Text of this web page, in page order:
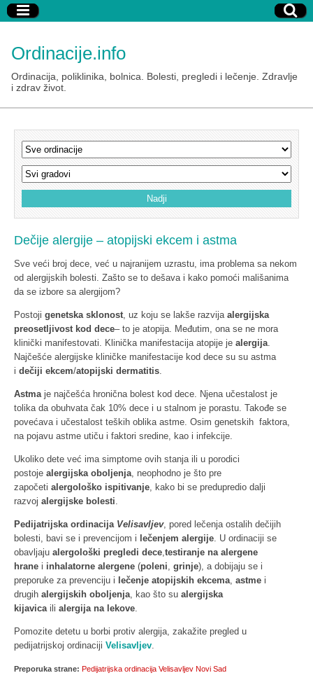
Ordinacije.info
Ordinacija, poliklinika, bolnica. Bolesti, pregledi i lečenje. Zdravlje
i zdrav život.
Dečije alergije – atopijski ekcem i astma
Sve veći broj dece, već u najranijem uzrastu, ima problema sa nekom
od alergijskih bolesti. Zašto se to dešava i kako pomoći mališanima
da se izbore sa alergijom?
Postoji genetska sklonost, uz koju se lakše razvijaalergijska
preosetljivost kod dece– to je atopija. Međutim, ona se ne mora
klinički manifestovati. Klinička manifestacija atopije je alergija.
Najčešće alergijske kliničke manifestacije kod dece su su astma
i dečiji ekcem/atopijski dermatitis.
Astmaje najčešća hronična bolest kod dece. Njena učestalost je
tolika da obuhvata čak 10% dece i u stalnom je porastu. Takođe se
povećava i učestalost teških oblika astme. Osim genetskih faktora,
na pojavu astme utiču i faktori sredine, kao i infekcije.
Ukoliko dete već ima simptome ovih stanja ili u porodici
postoje alergijska oboljenja, neophodno je što pre
započeti alergološko ispitivanje, kako bi se predupredio dalji
razvoj alergijske bolesti.
Pedijatrijska ordinacija Velisavljev, pored lečenja ostalih dečijih
bolesti, bavi se i prevencijom i lečenjem alergije. U ordinaciji se
obavljaju alergološki pregledi dece,testiranje na alergene
hrane i inhalatorne alergene (poleni, grinje), a dobijaju se i
preporuke za prevenciju i lečenje atopijskih ekcema, astme i
drugih alergijskih oboljenja, kao što su alergijska
kijavicaili alergija na lekove.
Pomozite detetu u borbi protiv alergija, zakažite pregled u
pedijatrijskoj ordinaciji Velisavljev.
Preporuka strane: Pedijatrijska ordinacija Velisavljev Novi Sad